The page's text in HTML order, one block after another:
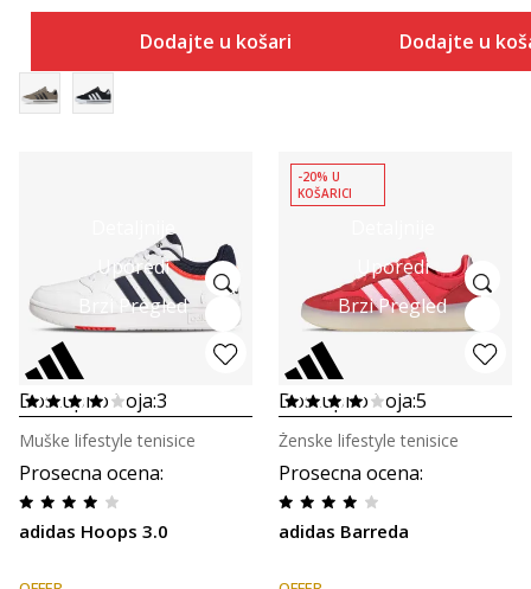
Dodajte u košaricu Dodajte u
Detaljnije
Uporedi
Brzi Pregled
Dostupno boja:3
Prosecna ocena:
adidas Hoops 3.0
Muške lifestyle tenisice
Uporedi
Brzi Pregled
-20% U
KOŠARICI
Dostupno boja:5
Prosecna ocena:
adidas Barreda
Ženske lifestyle tenisice